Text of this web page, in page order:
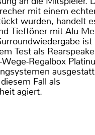
mit einem
wurden, handelt
Tieftöner mit Alu-
ist
Test als
Regalbox
Fall als
agiert.